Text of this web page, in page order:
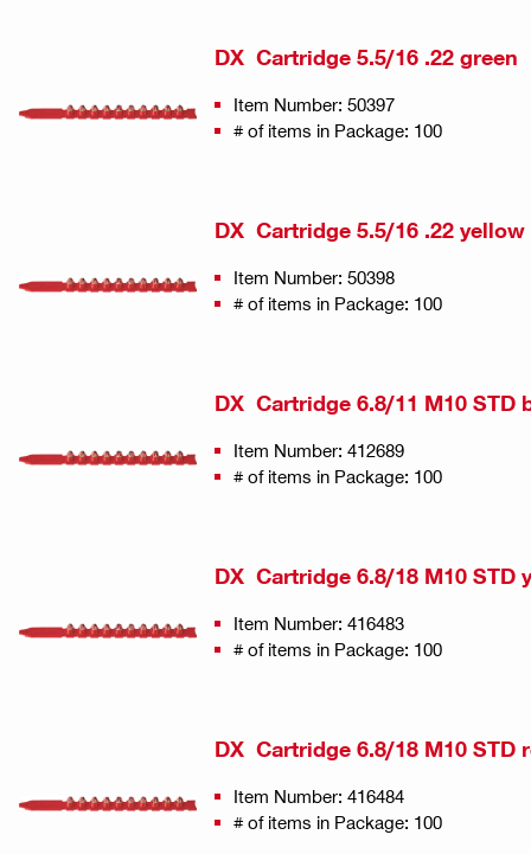
DX Cartridge 5.5/16 .22 green
Item Number: 50397
# of items in Package: 100
DX Cartridge 5.5/16 .22 yellow
Item Number: 50398
# of items in Package: 100
DX Cartridge 6.8/11 M10 STD
Item Number: 412689
# of items in Package: 100
DX Cartridge 6.8/18 M10 STD
Item Number: 416483
# of items in Package: 100
DX Cartridge 6.8/18 M10 STD
Item Number: 416484
# of items in Package: 100